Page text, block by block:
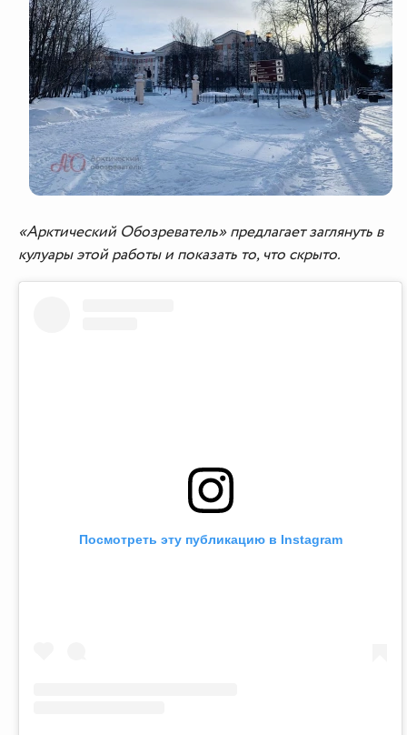
«Арктический Обозреватель» предлагает заглянуть в
кулуары этой работы и показать то, что скрыто.
Посмотреть эту публикацию в Instagram